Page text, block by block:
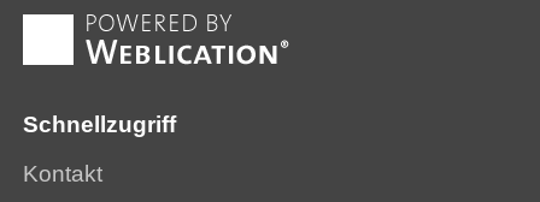
Hotspots
Schnellzugriff
Kontakt